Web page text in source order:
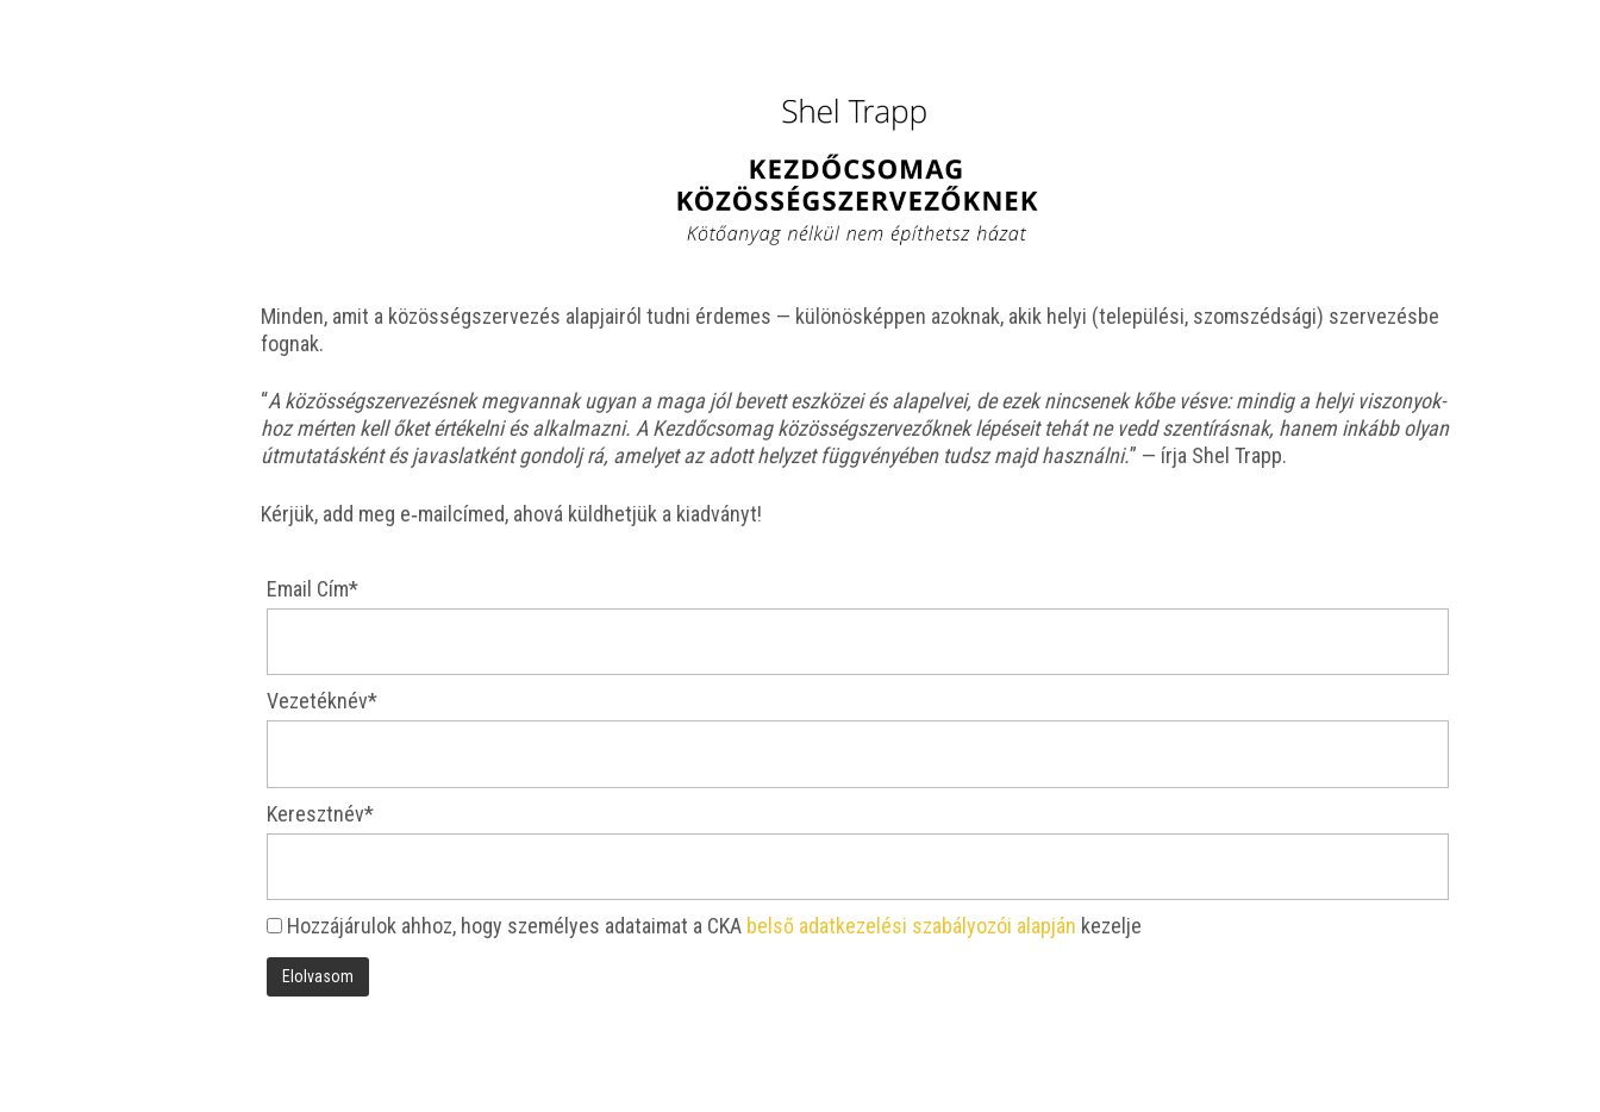
Min­den, amit a közös­ség­szer­ve­zés alap­ja­i­ról tud­ni érde­mes — külö­nös­kép­pen azok­nak, akik helyi (tele­pü­lé­si, szom­széd­sá­gi) szer­ve­zés­be
fognak.
“A közös­ség­szer­ve­zés­nek meg­van­nak ugyan a maga jól bevett esz­kö­zei és alap­el­vei, de ezek nin­cse­nek kőbe vés­ve: min­dig a helyi viszo­nyok­
hoz mér­ten kell őket érté­kel­ni és alkal­maz­ni. A Kez­dő­cso­mag közös­ség­szer­ve­zők­nek lépé­se­it tehát ne vedd szent­írás­nak, hanem inkább olyan
útmu­ta­tás­ként és javas­lat­ként gon­dolj rá, ame­lyet az adott hely­zet függ­vé­nyé­ben tudsz majd hasz­nál­ni.” — írja Shel Trapp.
Kér­jük, add meg e‑mailcímed, aho­vá küld­het­jük a kiadványt!
Email Cím*
Veze­ték­név*
Kereszt­név*
Hoz­zá­já­ru­lok ahhoz, hogy sze­mé­lyes ada­ta­i­mat a CKA bel­ső adat­ke­ze­lé­si sza­bá­lyo­zói alap­ján kezelje